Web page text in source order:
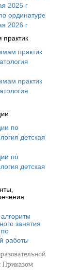
2025 г
ординатуре
2026 г
практик
практик
по
детская
по
детская
занятия
работы
Приказом